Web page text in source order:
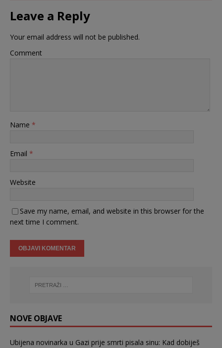
Leave a Reply
Your email address will not be published.
Comment
Name *
Email *
Website
Save my name, email, and website in this browser for the
next time I comment.
NOVE OBJAVE
Ubijena novinarka u Gazi prije smrti pisala sinu: Kad dobiješ